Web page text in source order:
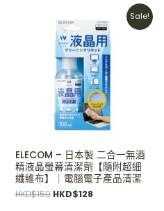
Sale!
ELECOM – 日本製 二合一無酒
精液晶螢幕清潔劑【隨附超細
纖維布】｜電腦電子產品清潔
HKD$150
price
was:
HKD$150.
HKD$128
Current
price
is:
HKD$128.